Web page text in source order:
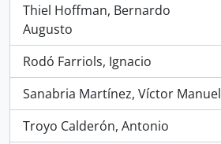
Thiel Hoffman, Bernardo
Augusto
, 2 resultados
Rodó Farriols, Ignacio
, 2 resultados
Sanabria Martínez, Víctor Manuel
, 2 resultados
Troyo Calderón, Antonio
, 2 resultados